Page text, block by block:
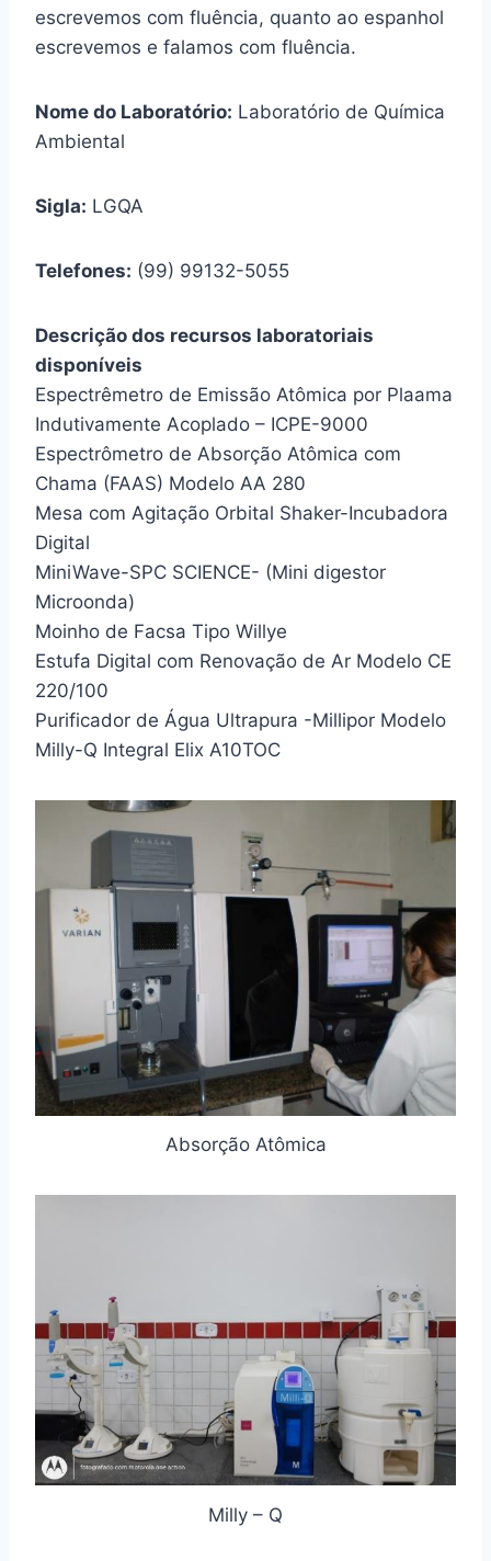
escrevemos com fluência, quanto ao espanhol
escrevemos e falamos com fluência.
Nome do Laboratório: Laboratório de Química
Ambiental
Sigla: LGQA
Telefones: (99) 99132-5055
Descrição dos recursos laboratoriais
disponíveis
Espectrêmetro de Emissão Atômica por Plaama
Indutivamente Acoplado – ICPE-9000
Espectrômetro de Absorção Atômica com
Chama (FAAS) Modelo AA 280
Mesa com Agitação Orbital Shaker-Incubadora
Digital
MiniWave-SPC SCIENCE- (Mini digestor
Microonda)
Moinho de Facsa Tipo Willye
Estufa Digital com Renovação de Ar Modelo CE
220/100
Purificador de Água Ultrapura -Millipor Modelo
Milly-Q Integral Elix A10TOC
Absorção Atômica
Milly – Q